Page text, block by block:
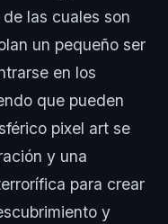
las cuales son
un pequeño ser
en los
que pueden
pixel art se
y una
para crear
y